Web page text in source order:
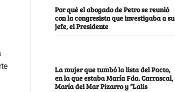
Por qué el abogado de Petro se reunió
con la congresista que investigaba a su
jefe, el Presidente
La mujer que tumbó la lista del Pacto,
en la que estaba María Fda. Carrascal,
María del Mar Pizarro y “Lalis